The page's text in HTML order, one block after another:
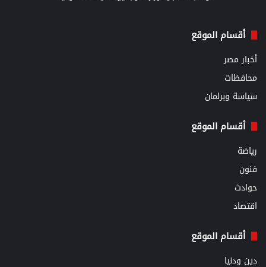
أقسام الموقع
أخبار مصر
محافظات
سياسة وبرلمان
أقسام الموقع
رياضة
فنون
حوادث
اقتصاد
أقسام الموقع
دين ودنيا